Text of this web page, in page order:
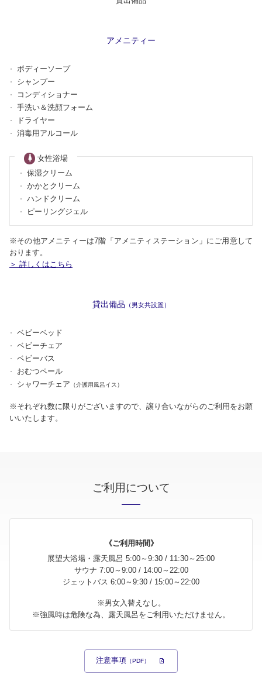
アメニティー
ボディーソープ
シャンプー
コンディショナー
手洗い＆洗顔フォーム
ドライヤー
消毒用アルコール
女性浴場
保湿クリーム
かかとクリーム
ハンドクリーム
ピーリングジェル
※その他アメニティーは7階「アメニティステーション」にご用意して
おります。
＞ 詳しくはこちら
貸出備品 （男女共設置）
ベビーベッド
ベビーチェア
ベビーバス
おむつペール
シャワーチェア （介護用風呂イス）
※それぞれ数に限りがございますので、譲り合いながらのご利用をお願
いいたします。
ご利用について
《ご利用時間》
展望大浴場・露天風呂 5:00～9:30 / 11:30～25:00
サウナ 7:00～9:00 / 14:00～22:00
ジェットバス 6:00～9:30 / 15:00～22:00
※男女入替えなし。
※強風時は危険な為、露天風呂をご利用いただけません。
注意事項 （PDF）